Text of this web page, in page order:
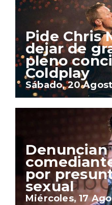
Pide Chris
dejar de
pleno
Coldplay
Sábado, 20
Denuncian
por
sexual
Miércoles, 17